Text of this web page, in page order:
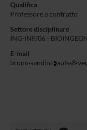
Qualifica
Professore a contratto
Settore disciplinare
ING-INF/06 -
E-mail
bruno sandini aulss8